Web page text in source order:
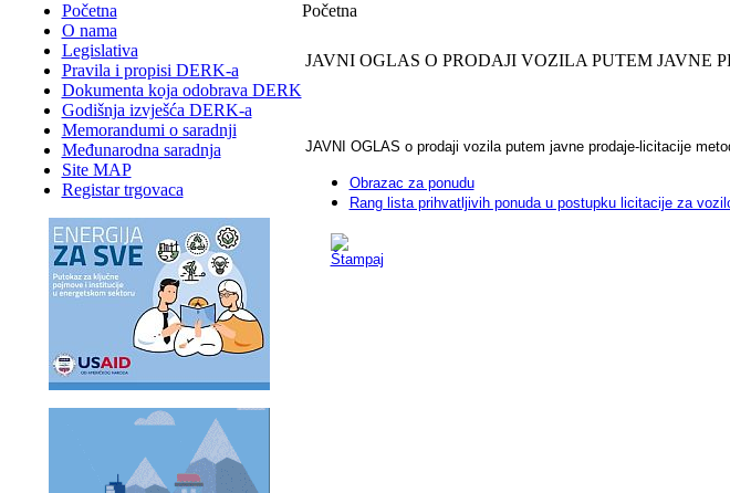
Početna
O nama
Legislativa
Pravila i propisi DERK-a
Dokumenta koja odobrava DERK
Godišnja izvješća DERK-a
Memorandumi o saradnji
Međunarodna saradnja
Site MAP
Registar trgovaca
Početna
JAVNI OGLAS O PRODAJI VOZILA PUTEM JAVNE
JAVNI OGLAS o prodaji vozila putem javne prodaje-licitacije
Obrazac za ponudu
Rang lista prihvatljivih ponuda u postupku licitacije za